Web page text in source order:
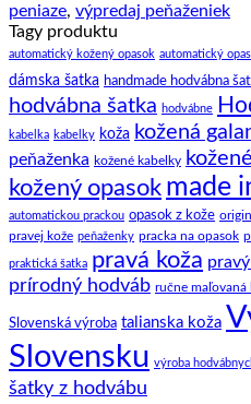
peniaze, výpredaj peňaženiek
Tagy produktu
automatický kožený opasok automatický
dámska šatka handmade hodvábna
hodvábna šatka hodvábne
kabelka kabelky koža kožená
peňaženka kožené kabelky
kožený opasok made
automatickou prackou opasok z kože
pravej kože peňaženky pracka na opasok
praktická šatka pravá koža
prírodný hodváb ručne maľovaná
Slovenská výroba talianska koža
Slovensku výroba
šatky z hodvábu